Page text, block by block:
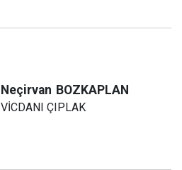
Neçirvan BOZKAPLAN
VİCDANI ÇIPLAK